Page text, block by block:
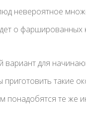
невероятное
о фаршированных
для
такие
понадобятся те же